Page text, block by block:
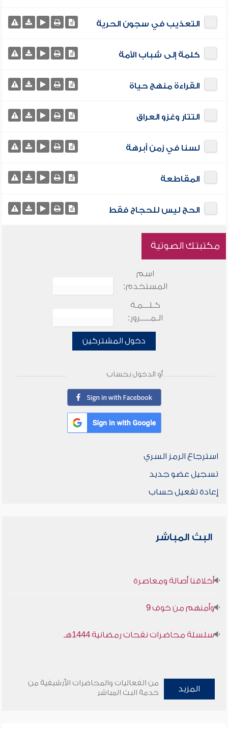
التعذيب في سجون الحرية
كلمة إلى شباب الأمة
القراءة منهج حياة
التتار وغزو العراق
لسنا في زمن أبرهة
المقاطعة
الحج ليس للحجاج فقط
مكتبتك الصوتية
اسم
المستخدم:
كـلـــمـة
الـمـــــرور:
دخول المشتركين
أو الدخول بحساب
استرجاع الرمز السري
تسجيل عضو جديد
إعادة تفعيل حساب
البث المباشر
أخلاقنا أصالة ومعاصرة
وأمنهم من خوف 9
سلسلة محاضرات نفحات رمضانية 1444هـ
المزيد
من الفعاليات والمحاضرات الأرشيفية من
خدمة البث المباشر